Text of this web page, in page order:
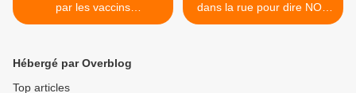
par les vaccins
médicalement kidnappé à
dans la rue pour dire NON
aux obligations vaccinales >
Hébergé par Overblog
Top articles